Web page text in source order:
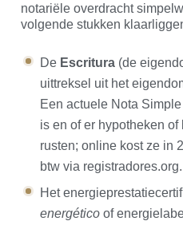
notariële overdracht
volgende stukken
De Escritura (de
uittreksel uit het
Een actuele Nota
is en of er hypotheken
rusten; online kost ze in
btw via registradores.org.
Het
energético of